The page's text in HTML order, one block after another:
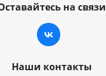
на связи
Наши контакты